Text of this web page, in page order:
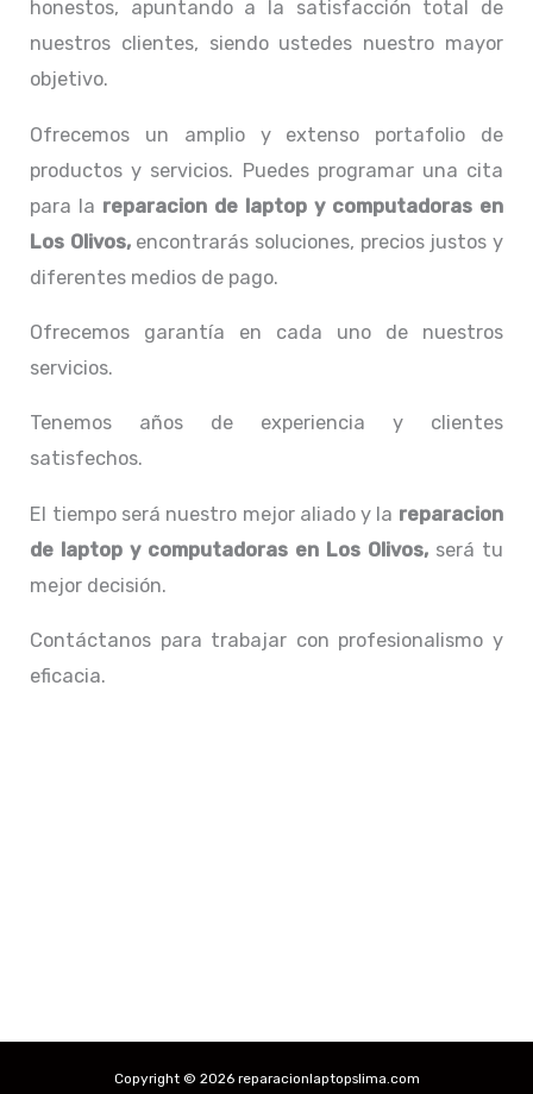
honestos, apuntando a la satisfacción total de
nuestros clientes, siendo ustedes nuestro mayor
objetivo.
Ofrecemos un amplio y extenso portafolio de
productos y servicios. Puedes programar una cita
para la reparacion de laptop y computadoras en
Los Olivos, encontrarás soluciones, precios justos y
diferentes medios de pago.
Ofrecemos garantía en cada uno de nuestros
servicios.
Tenemos años de experiencia y clientes
satisfechos.
El tiempo será nuestro mejor aliado y la reparacion
de laptop y computadoras en Los Olivos, será tu
mejor decisión.
Contáctanos para trabajar con profesionalismo y
eficacia.
Copyright © 2026 reparacionlaptopslima.com